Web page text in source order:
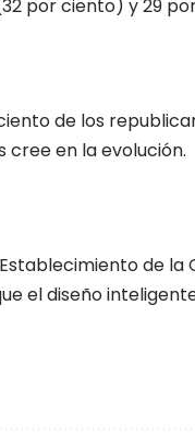
por ciento) y 29
de los
cree en la evolución.
de
el diseño